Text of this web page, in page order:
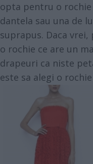
opta pentru o
dantela sau una de
suprapus. Daca
o rochie ce are un
drapeuri ca niste
este sa alegi o